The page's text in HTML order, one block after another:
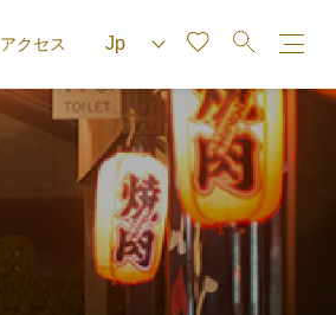
アクセス